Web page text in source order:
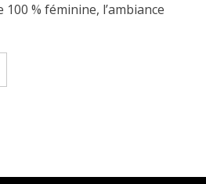
% féminine, l’ambiance